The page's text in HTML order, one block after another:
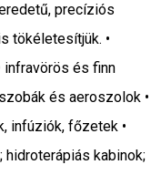
precíziós
tökéletesítjük. •
infravörös és finn
és aeroszolok •
infúziók, főzetek •
kabinok;